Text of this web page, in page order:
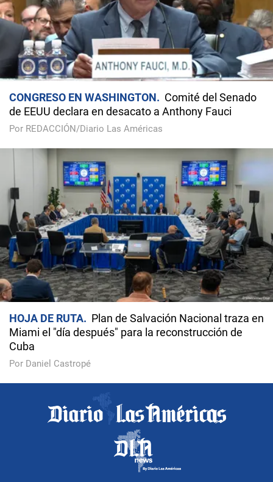
CONGRESO EN WASHINGTON
Comité del Senado
de EEUU declara en desacato a Anthony Fauci
Por REDACCIÓN/Diario Las Américas
HOJA DE RUTA
Plan de Salvación Nacional traza en
Miami el "día después" para la reconstrucción de
Cuba
Por Daniel Castropé